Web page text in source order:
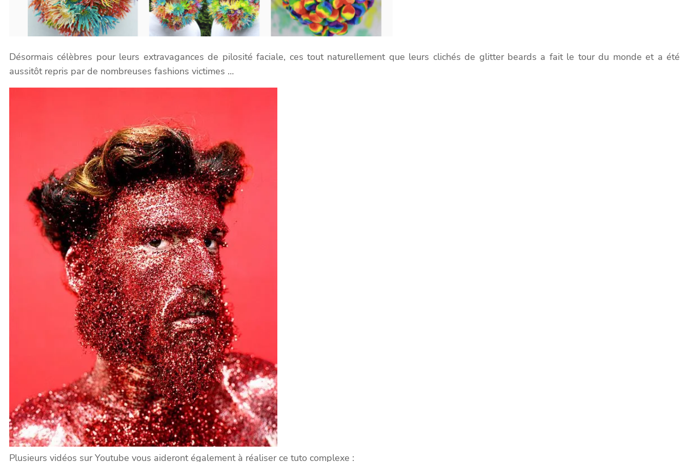
Désormais célèbres pour leurs extravagances de pilosité faciale, ces tout naturellement que leurs clichés de glitter beards a fait le tour du monde et a été
aussitôt repris par de nombreuses fashions victimes …
Plusieurs vidéos sur Youtube vous aideront également à réaliser ce tuto complexe :